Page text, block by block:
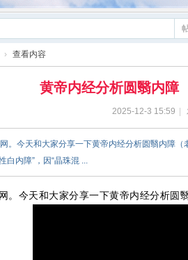
› 查看内容
黄帝内经分析圆翳内障
2025-12-3 15:59
。今天和大家分享一下黄帝内经分析圆翳内障
白内障”，因“晶珠混 ...
。今天和大家分享一下黄帝内经分析圆